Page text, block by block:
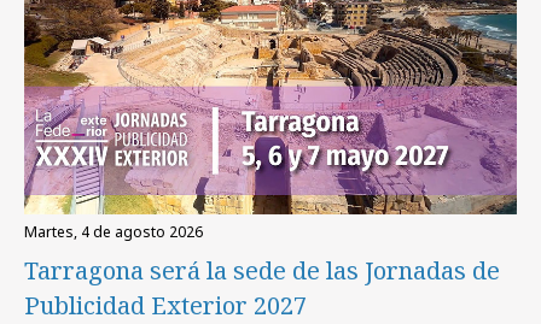
martes, 4 de agosto 2026
Tarragona será la sede de las Jornadas de
Publicidad Exterior 2027